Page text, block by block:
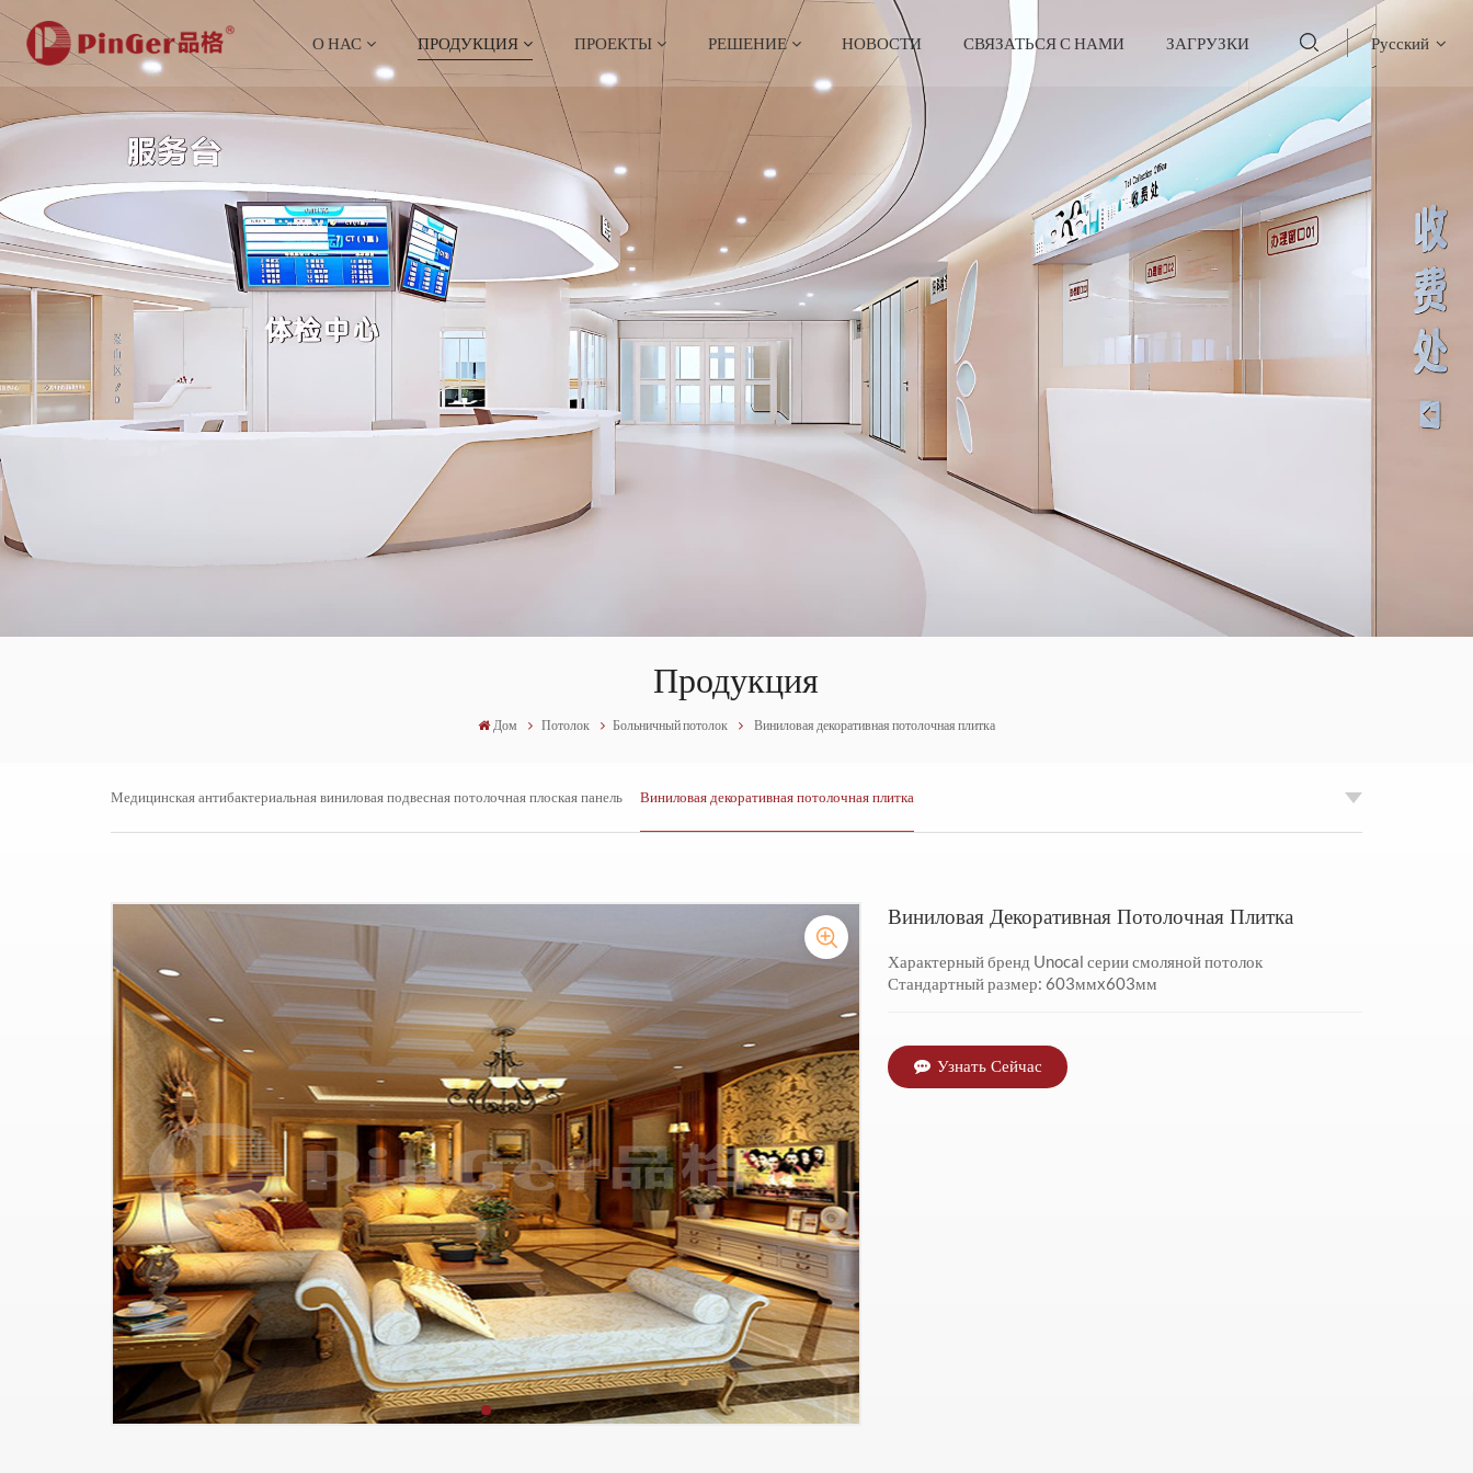
О НАС ПРОДУКЦИЯ ПРОЕКТЫ РЕШЕНИЕ НОВОСТИ СВЯЗАТЬСЯ С НАМИ ЗАГРУЗКИ Русский
English
français
Deutsch
Indonesia
Продукция
Дом Потолок Больничный потолок Виниловая декоративная потолочная плитка
Медицинская антибактериальная виниловая подвесная потолочная плоская панель Виниловая декоративная потолочная плитка
Виниловая Декоративная Потолочная Плитка
Характерный бренд Unocal серии смоляной потолок
Стандартный размер: 603ммx603мм
Узнать Сейчас